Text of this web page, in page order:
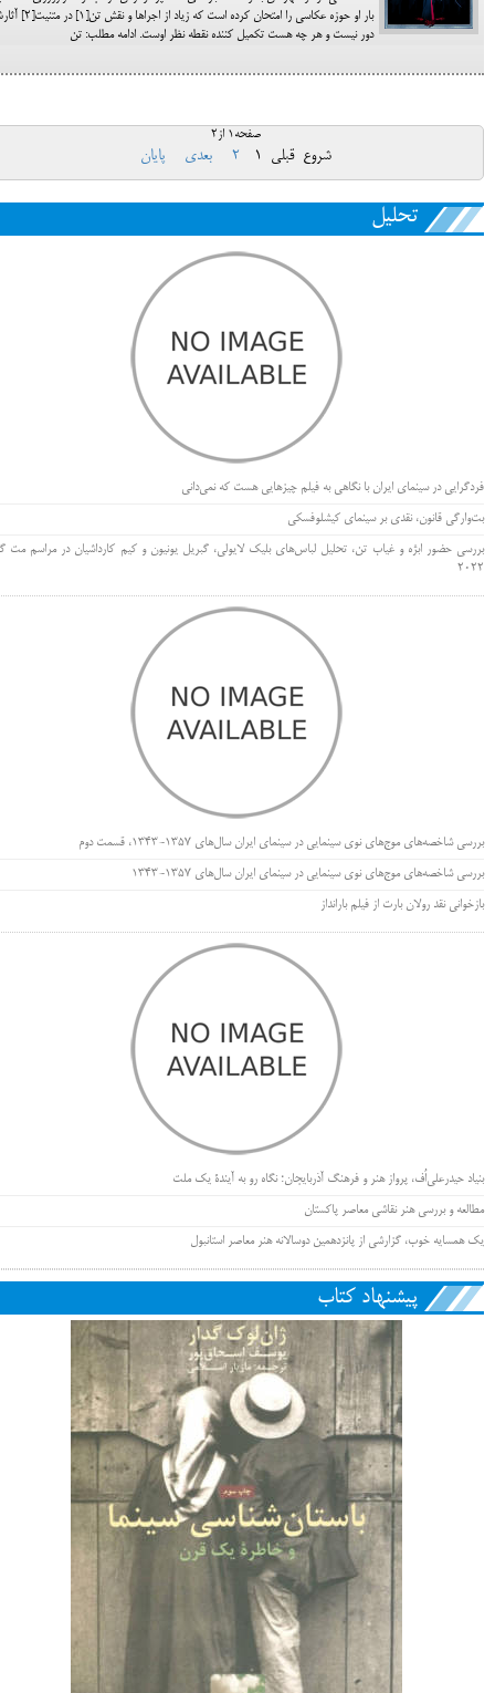
بار او حوزه عکاسی را امتحان کرده است که زیاد از
دور نیست و هر چه هست تکمیل کننده نقطه نظر اوست. ادامه مطلب: تن
صفحه1 از2
شروع قبلی 1
2 بعدی پایان
تحلیل
فردگرایی در سینمای ایران با نگاهی به فیلم چیزهایی هست که نمی‌دانی
بت‌وارگی قانون، نقدی بر سینمای کیشلوفسکی
بررسی حضور ابژه و غیاب تن، تحلیل لباس‌های بلیک لایولی، گبریل یونیون و کیم کارداشیان در مراسم مت
۲۰۲۲
بررسی شاخصه‌های موج‌های نوی سینمایی در سینمای ایران سال‌های 1357-1343، قسمت دوم
بررسی شاخصه‌های موج‌های نوی سینمایی در سینمای ایران سال‌های 1357-1343
بازخوانی نقد رولان بارت از فیلم بارانداز
بنیاد حیدرعلی‌اُف، پرواز هنر و فرهنگ آذربایجان؛ نگاه رو به آیندۀ یک ملت
مطالعه و بررسی هنر نقاشی معاصر پاکستان
یک همسایه خوب، گزارشی از پانزدهمین دوسالانه هنر معاصر استانبول
پیشنهاد کتاب